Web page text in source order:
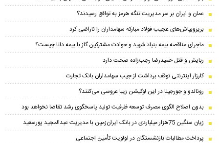
عمان و ایران بر سر مدیریت تنگه هرمز به توافق رسیدند؟
بریزوبپاش‌های عجیب فولاد مبارکه سهامداران را ناراضی کرد
ماجرای مناقصه بیمه بنیاد شهید و حوادث مشترکین گاز با بیمه دانا چیست؟
ربایش و قتل حمیدرضا رجب‌زاده صحت دارد
کارزار اینترنتی توقف برداشت از جیب سهامداران بانک تجارت
رونالدو و جورجینا در این لوکیشن زیبا عروسی می‌کنند؟
بدون اصلاح الگوی مصرف توسعه ظرفیت تولید پاسخگوی رشد تقاضا نخواهد بود
زیان سنگین 75هزار میلیاردی در بانک ایران‌زمین با مدیریت عبدالمجید پورسعید
پرداخت مطالبات بازنشستگان در اولویت تأمین اجتماعی